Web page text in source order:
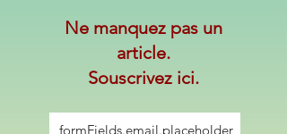
Ne manquez pas un
article.
Souscrivez ici.